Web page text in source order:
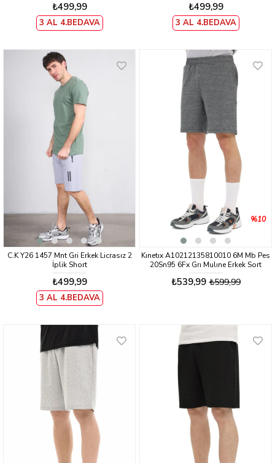
₺499,99
3 AL 4.BEDAVA
₺499,99
3 AL 4.BEDAVA
C.K Y26 1457 Mnt Gri Erkek Licrasız 2
İplik Short
₺499,99
3 AL 4.BEDAVA
Kınetıx A10212135810010 6M Mb Pes
20Sn95 6Fx Grı Mulıne Erkek Sort
₺539,99 ₺599,99
%10